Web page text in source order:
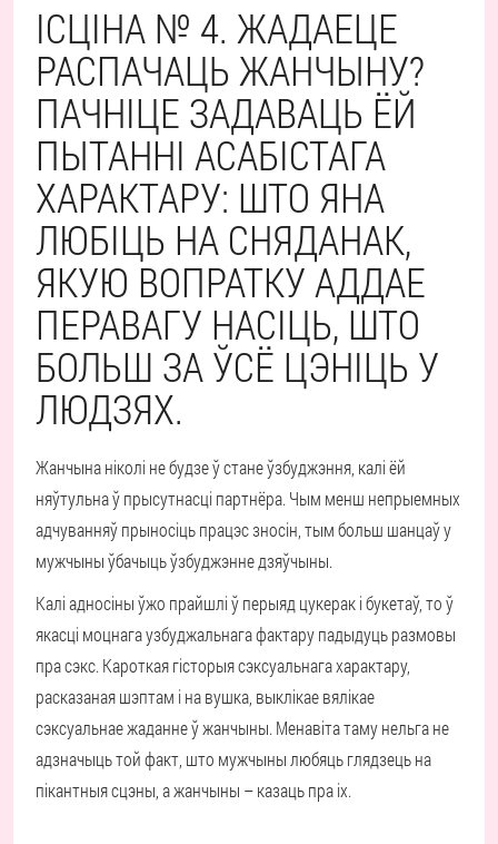
ІСЦІНА № 4. ЖАДАЕЦЕ
РАСПАЧАЦЬ ЖАНЧЫНУ?
ПАЧНІЦЕ ЗАДАВАЦЬ ЁЙ
ПЫТАННІ АСАБІСТАГА
ХАРАКТАРУ: ШТО ЯНА
ЛЮБІЦЬ НА СНЯДАНАК,
ЯКУЮ ВОПРАТКУ АДДАЕ
ПЕРАВАГУ НАСІЦЬ, ШТО
БОЛЬШ ЗА ЎСЁ ЦЭНІЦЬ У
ЛЮДЗЯХ.
Жанчына ніколі не будзе ў стане ўзбуджэння, калі ёй
няўтульна ў прысутнасці партнёра. Чым менш непрыемных
адчуванняў прыносіць працэс зносін, тым больш шанцаў у
мужчыны ўбачыць ўзбуджэнне дзяўчыны.
Калі адносіны ўжо прайшлі ў перыяд цукерак і букетаў, то ў
якасці моцнага узбуджальнага фактару падыдуць размовы
пра сэкс. Кароткая гісторыя сэксуальнага характару,
расказаная шэптам і на вушка, выклікае вялікае
сэксуальнае жаданне ў жанчыны. Менавіта таму нельга не
адзначыць той факт, што мужчыны любяць глядзець на
пікантныя сцэны, а жанчыны – казаць пра іх.